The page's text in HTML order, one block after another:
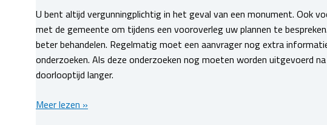
U bent altijd vergunningplichtig in het geval van een monument. Ook
met de gemeente om tijdens een vooroverleg uw plannen te
beter behandelen. Regelmatig moet een aanvrager nog extra
onderzoeken. Als deze onderzoeken nog moeten worden uitgevoerd
doorlooptijd langer.
Alle
Meer lezen »